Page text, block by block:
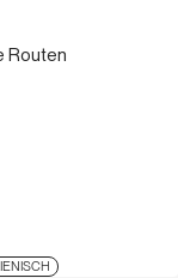
Routen